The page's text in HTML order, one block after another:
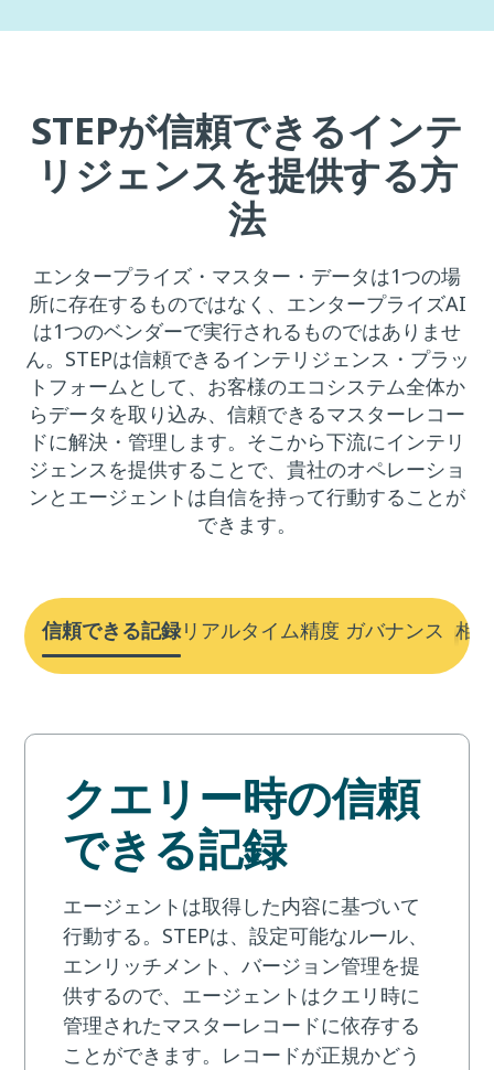
STEPが信頼できるインテ
リジェンスを提供する方
法
エンタープライズ・マスター・データは1つの場
所に存在するものではなく、エンタープライズAI
は1つのベンダーで実行されるものではありませ
ん。STEPは信頼できるインテリジェンス・プラッ
トフォームとして、お客様のエコシステム全体か
らデータを取り込み、信頼できるマスターレコー
ドに解決・管理します。そこから下流にインテリ
ジェンスを提供することで、貴社のオペレーショ
ンとエージェントは自信を持って行動することが
できます。
信頼できる記録リアルタイム精度 ガバナンス 相
クエリー時の信頼
できる記録
エージェントは取得した内容に基づいて
行動する。STEPは、設定可能なルール、
エンリッチメント、バージョン管理を提
供するので、エージェントはクエリ時に
管理されたマスターレコードに依存する
ことができます。レコードが正規かどう